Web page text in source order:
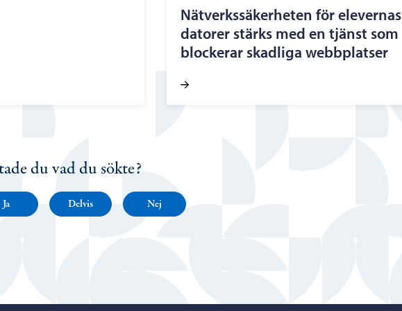
Nätverkssäkerheten för elevernas
datorer stärks med en tjänst som
blockerar skadliga webbplatser
du vad du sökte?
Ja Delvis Nej